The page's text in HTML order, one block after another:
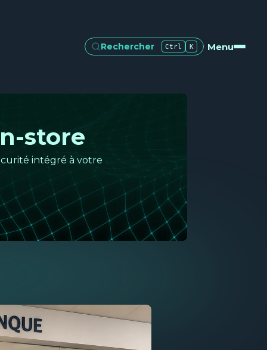
Rechercher Ctrl K Menu
store
intégré à votre